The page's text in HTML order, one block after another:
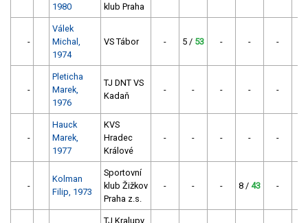
1980
klub Praha
-
Válek
Michal,
1974
VS Tábor - 5 / 53 - - -
-
Pleticha
Marek,
1976
TJ DNT VS
Kadaň
- - - - -
-
Hauck
Marek,
1977
KVS
Hradec
Králové
- - - - -
-
Kolman
Filip, 1973
Sportovní
klub Žižkov
Praha z.s.
- - - 8 / 43 -
TJ Kralupy,